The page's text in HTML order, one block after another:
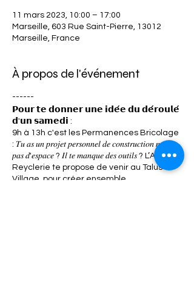
11 mars 2023, 10:00 – 17:00
Marseille, 603 Rue Saint-Pierre, 13012
Marseille, France
À propos de l'événement
------
𝗣𝗼𝘂𝗿 𝘁𝗲 𝗱𝗼𝗻𝗻𝗲𝗿 𝘂𝗻𝗲 𝗶𝗱𝗲́𝗲 𝗱𝘂 𝗱𝗲́𝗿𝗼𝘂𝗹𝗲́
𝗱'𝘂𝗻 𝘀𝗮𝗺𝗲𝗱𝗶 :
9h à 13h c'est les Permanences Bricolage
: 𝑇𝑢 𝑎𝑠 𝑢𝑛 𝑝𝑟𝑜𝑗𝑒𝑡 𝑝𝑒𝑟𝑠𝑜𝑛𝑛𝑒𝑙 𝑑𝑒 𝑐𝑜𝑛𝑠𝑡𝑟𝑢𝑐𝑡𝑖𝑜𝑛 𝑚𝑎𝑖𝑠
𝑝𝑎𝑠 𝑑'𝑒𝑠𝑝𝑎𝑐𝑒 ? 𝐼𝑙 𝑡𝑒 𝑚𝑎𝑛𝑞𝑢𝑒 𝑑𝑒𝑠 𝑜𝑢𝑡𝑖𝑙𝑠 ? L’Atelier
Reyclerie te propose de venir au Talus
Village, pour créer ensemble,